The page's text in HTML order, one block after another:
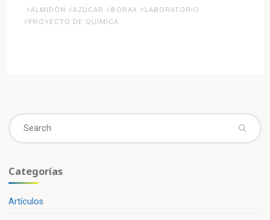
«Elaboración
de
#ALMIDÓN #AZÚCAR # BÓRAX # LABORATORIO
# PROYECTO DE QUÍMICA
Categorías
Artículos